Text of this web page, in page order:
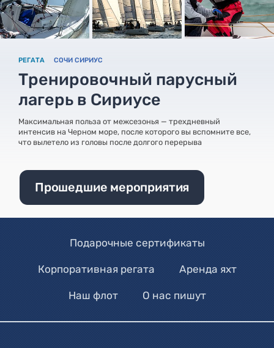
РЕГАТА СОЧИ СИРИУС
Тренировочный парусный
лагерь в Сириусе
Максимальная польза от межсезонья — трехдневный
интенсив на Черном море, после которого вы вспомните все,
что вылетело из головы после долгого перерыва
Прошедшие мероприятия
Подарочные сертификаты
Корпоративная регата Аренда яхт
Наш флот О нас пишут